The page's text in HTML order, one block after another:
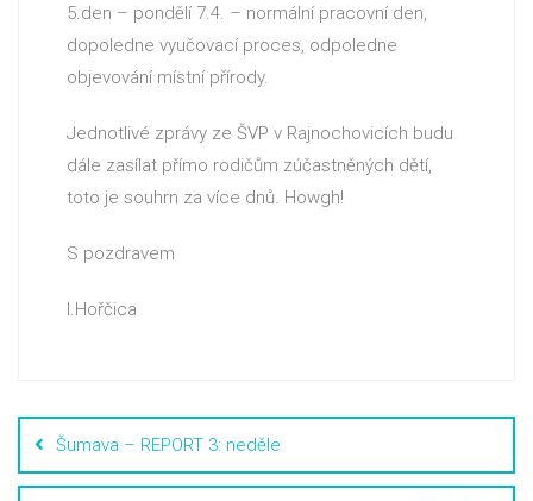
5.den – pondělí 7.4. – normální pracovní den,
dopoledne vyučovací proces, odpoledne
objevování místní přírody.
Jednotlivé zprávy ze ŠVP v Rajnochovicích budu
dále zasílat přímo rodičům zúčastněných dětí,
toto je souhrn za více dnů. Howgh!
S pozdravem
I.Hořčica
Šumava – REPORT 3: neděle